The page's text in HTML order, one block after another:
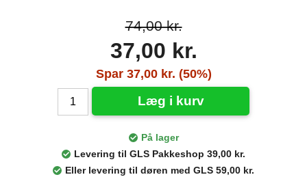
74,00 kr.
37,00 kr.
Spar 37,00 kr. (50%)
Læg i kurv
På lager
Levering til GLS Pakkeshop 39,00 kr.
Eller levering til døren med GLS 59,00 kr.